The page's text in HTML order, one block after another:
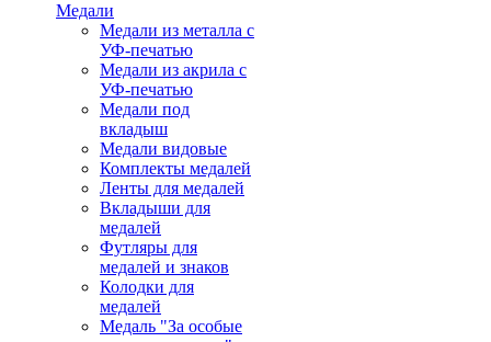
Медали
Медали из металла с
УФ-печатью
Медали из акрила с
УФ-печатью
Медали под
вкладыш
Медали видовые
Комплекты медалей
Ленты для медалей
Вкладыши для
медалей
Футляры для
медалей и знаков
Колодки для
медалей
Медаль "За особые